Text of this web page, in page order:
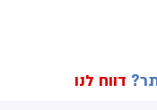
דווח לנו